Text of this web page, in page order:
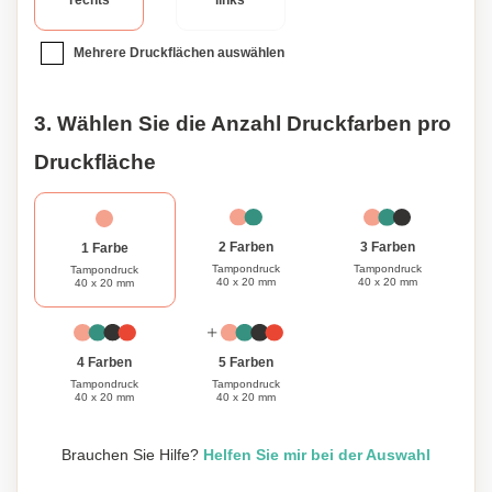
Produkt einen Gesamtanteil von 22% recyceltem Inhalt
gemessen am Gesamtgewicht. Persönalisieren Sie dieses
Verpackung geliefert.
Mehrere Druckflächen auswählen
3. Wählen Sie die Anzahl Druckfarben pro
Druckfläche
1 Farbe
Tampondruck
40 x 20 mm
2 Farben
Tampondruck
40 x 20 mm
3 Farben
Tampondruck
40 x 20 mm
4 Farben
Tampondruck
40 x 20 mm
5 Farben
Tampondruck
40 x 20 mm
Brauchen Sie Hilfe? Helfen Sie mir bei der Auswahl